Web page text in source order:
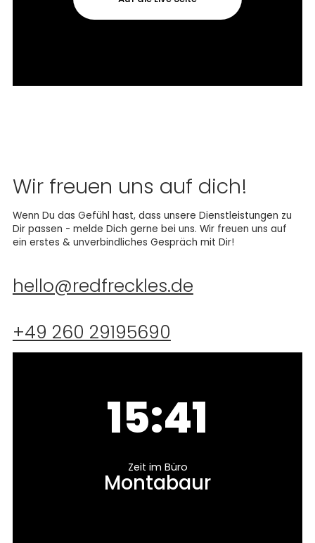
Wir freuen uns auf dich!
Wenn Du das Gefühl hast, dass unsere Dienstleistungen zu
Dir passen - melde Dich gerne bei uns. Wir freuen uns auf
ein erstes & unverbindliches Gespräch mit Dir!
hello@redfreckles.de
+49 260 29195690
15:41
Zeit im Büro
Montabaur